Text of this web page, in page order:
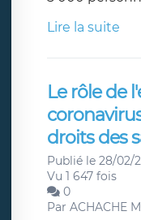
Lire la suite
Le rôle de
droits des
Publié le 28/02/
Vu 1 647 fois
0
Par ACHACHE